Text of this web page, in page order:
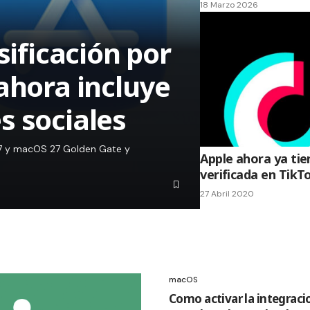
por
incluye
sociales
y macOS 27 Golden Gate y
18 Marzo 2026
Apple ahora ya
verificada en
27 Abril 2020
macOS
Como activar la